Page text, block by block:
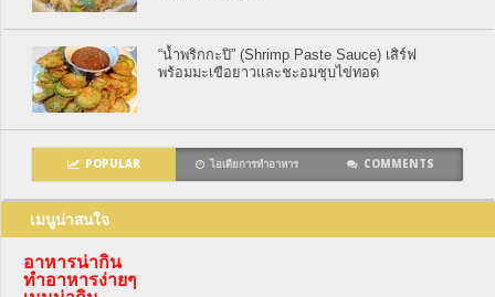
“น้ำพริกกะปิ” (Shrimp Paste Sauce) เสิร์ฟ
พร้อมมะเขือยาวและชะอมชุบไข่ทอด
POPULAR ไอเดียการทำอาหาร COMMENTS
เมนูน่าสนใจ
อาหารน่ากิน
ทำอาหารง่ายๆ